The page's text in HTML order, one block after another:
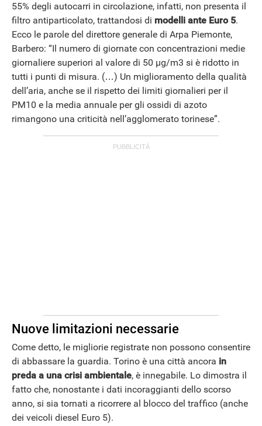
55% degli autocarri in circolazione, infatti, non presenta il
filtro antiparticolato, trattandosi di modelli ante Euro 5.
Ecco le parole del direttore generale di Arpa Piemonte,
Barbero: “Il numero di giornate con concentrazioni medie
giornaliere superiori al valore di 50 µg/m3 si è ridotto in
tutti i punti di misura. (…) Un miglioramento della qualità
dell’aria, anche se il rispetto dei limiti giornalieri per il
PM10 e la media annuale per gli ossidi di azoto
rimangono una criticità nell’agglomerato torinese”.
Nuove limitazioni necessarie
Come detto, le migliorie registrate non possono consentire
di abbassare la guardia. Torino è una città ancora in
preda a una crisi ambientale, è innegabile. Lo dimostra il
fatto che, nonostante i dati incoraggianti dello scorso
anno, si sia tornati a ricorrere al blocco del traffico (anche
dei veicoli diesel Euro 5).